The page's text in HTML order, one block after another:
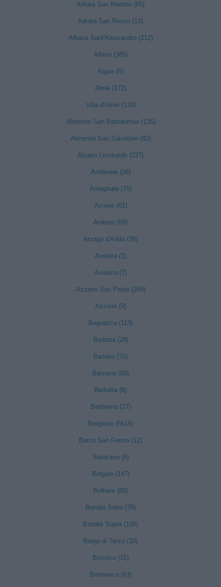
Adrara San Martino (65)
Adrara San Rocco (13)
Albano Sant'Alessandro (212)
Albino (385)
Algua (6)
Almè (172)
Villa d'Almè (124)
Almenno San Bartolomeo (126)
Almenno San Salvatore (82)
Alzano Lombardo (227)
Ambivere (26)
Antegnate (70)
Arcene (61)
Ardesio (58)
Arzago d'Adda (38)
Averara (1)
Aviatico (7)
Azzano San Paolo (268)
Azzone (9)
Bagnatica (113)
Barbata (28)
Bariano (75)
Barzana (50)
Bedulita (8)
Berbenno (27)
Bergamo (5615)
Berzo San Fermo (12)
Bianzano (5)
Bolgare (147)
Boltiere (80)
Bonate Sotto (78)
Bonate Sopra (126)
Borgo di Terzo (10)
Bossico (15)
Bottanuco (63)